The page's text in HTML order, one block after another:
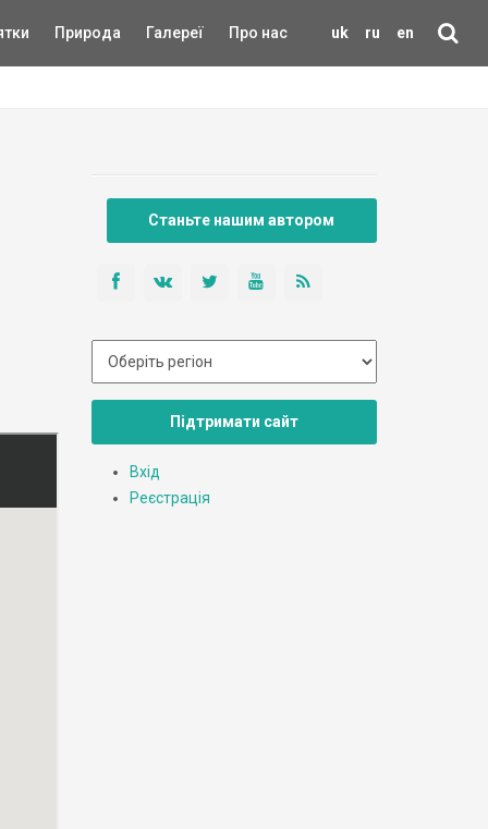
uk ru en
Природа Галереї Про нас
Станьте нашим автором
Підтримати сайт
Вхід
Реєстрація